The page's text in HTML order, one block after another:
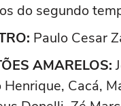
do segundo
Paulo Cesar
AMARELOS:
Henrique, Cacá,